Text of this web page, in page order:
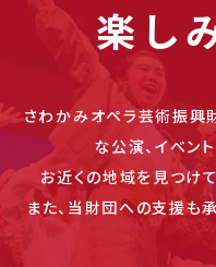
楽し
さわかみオペラ芸術振興
な公演、イベン
お近くの地域を見つけ
また、当財団への支援も